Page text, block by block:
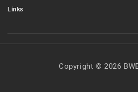
Links
Copyright © 2026